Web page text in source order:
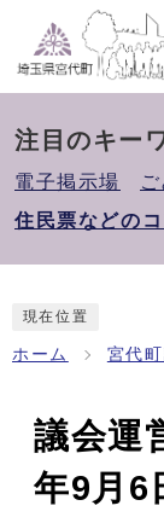
注目のキー
電子掲示場
住民票などの
現在位置
ホーム 宮代
議会運
年9月6